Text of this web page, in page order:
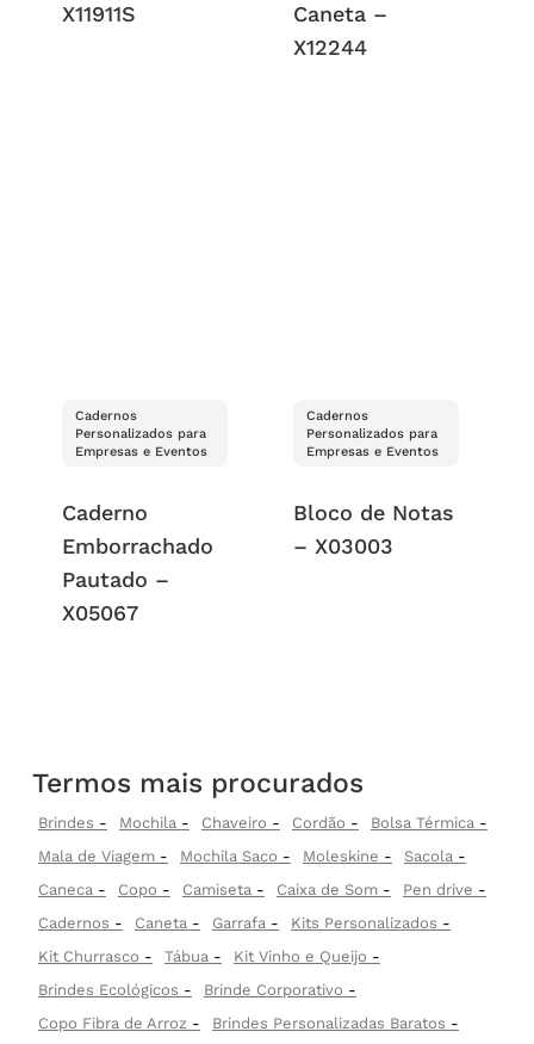
X11911S
Caneta –
X12244
Cadernos
Personalizados para
Empresas e Eventos
Caderno
Emborrachado
Pautado –
X05067
Cadernos
Personalizados para
Empresas e Eventos
Bloco de Notas
– X03003
Termos mais procurados
Brindes Mochila Chaveiro Cordão
Bolsa Térmica
Mala de Viagem
Mochila Saco Moleskine
Sacola
Caneca
Copo Camiseta Caixa de Som
Pen drive
Cadernos
Caneta Garrafa
Kits Personalizados
Kit Churrasco
Tábua
Kit Vinho e Queijo
Brindes Ecológicos
Brinde Corporativo
Copo Fibra de Arroz
Brindes Personalizadas Baratos